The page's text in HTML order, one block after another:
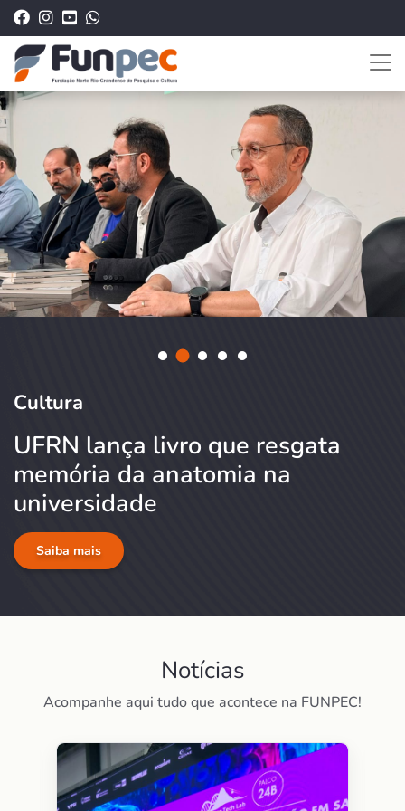
Cultura
UFRN lança livro que resgata
memória da anatomia na
universidade
Saiba mais
Notícias
Acompanhe aqui tudo que acontece na FUNPEC!